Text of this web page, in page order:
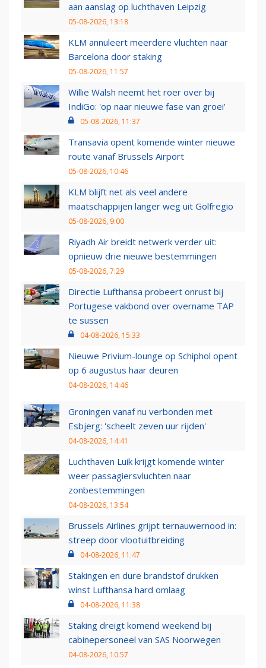
aan aanslag op luchthaven Leipzig
05-08-2026, 13:18
KLM annuleert meerdere vluchten naar
Barcelona door staking
05-08-2026, 11:57
Willie Walsh neemt het roer over bij
IndiGo: 'op naar nieuwe fase van groei'
05-08-2026, 11:37
Transavia opent komende winter nieuwe
route vanaf Brussels Airport
05-08-2026, 10:46
KLM blijft net als veel andere
maatschappijen langer weg uit Golfregio
05-08-2026, 9:00
Riyadh Air breidt netwerk verder uit:
opnieuw drie nieuwe bestemmingen
05-08-2026, 7:29
Directie Lufthansa probeert onrust bij
Portugese vakbond over overname TAP
te sussen
04-08-2026, 15:33
Nieuwe Privium-lounge op Schiphol opent
op 6 augustus haar deuren
04-08-2026, 14:46
Groningen vanaf nu verbonden met
Esbjerg: 'scheelt zeven uur rijden'
04-08-2026, 14:41
Luchthaven Luik krijgt komende winter
weer passagiersvluchten naar
zonbestemmingen
04-08-2026, 13:54
Brussels Airlines grijpt ternauwernood in:
streep door vlootuitbreiding
04-08-2026, 11:47
Stakingen en dure brandstof drukken
winst Lufthansa hard omlaag
04-08-2026, 11:38
Staking dreigt komend weekend bij
cabinepersoneel van SAS Noorwegen
04-08-2026, 10:57